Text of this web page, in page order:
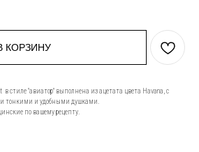
КОРЗИНУ
стиле "авиатор" выполнена из ацетата цвета Havana, с
тонкими и удобными душками.
по вашему рецепту.